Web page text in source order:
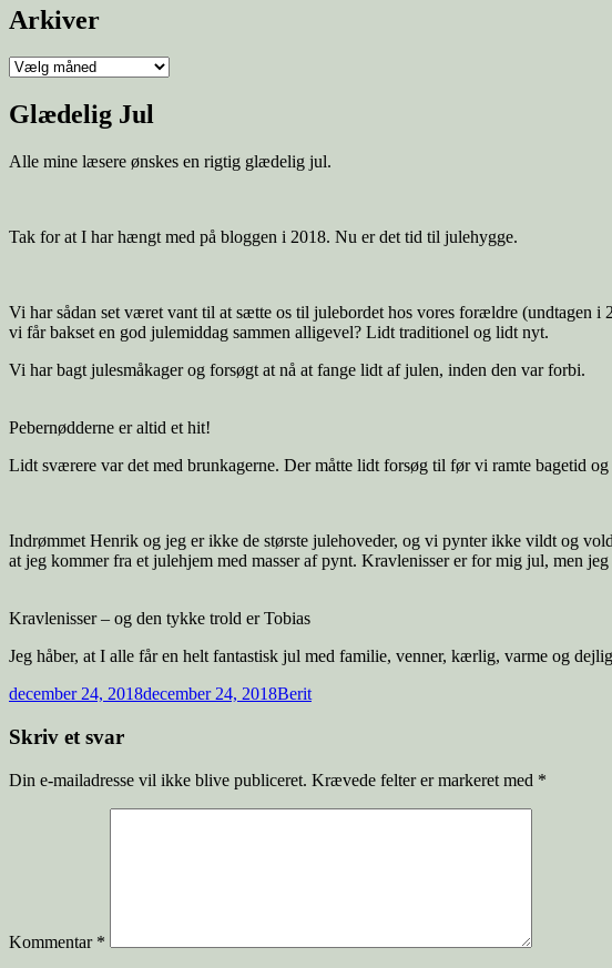
Arkiver
Glædelig Jul
Alle mine læsere ønskes en rigtig glædelig jul.
Tak for at I har hængt med på bloggen i 2018. Nu er det tid til julehygge.
Vi har sådan set været vant til at sætte os til julebordet hos vores forældre (undtagen
vi får bakset en god julemiddag sammen alligevel? Lidt traditionel og lidt nyt.
Vi har bagt julesmåkager og forsøgt at nå at fange lidt af julen, inden den var forbi.
Pebernødderne er altid et hit!
Lidt sværere var det med brunkagerne. Der måtte lidt forsøg til før vi ramte bagetid
Indrømmet Henrik og jeg er ikke de største julehoveder, og vi pynter ikke vildt og
at jeg kommer fra et julehjem med masser af pynt. Kravlenisser er for mig jul, men
Kravlenisser – og den tykke trold er Tobias
Jeg håber, at I alle får en helt fantastisk jul med familie, venner, kærlig, varme og
december 24, 2018december 24, 2018Berit
Skriv et svar
Din e-mailadresse vil ikke blive publiceret. Krævede felter er markeret med *
Kommentar *